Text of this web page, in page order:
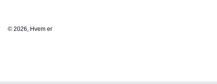
© 2026, Hvem er